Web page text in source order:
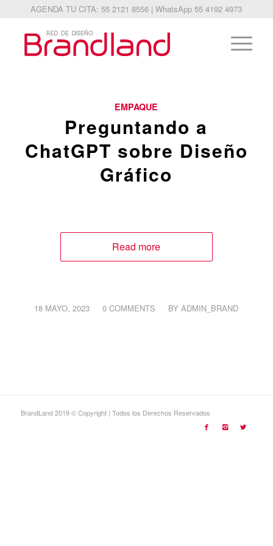
AGENDA TU CITA: 55 2121 8556 | WhatsApp 55 4192 4973
EMPAQUE
Preguntando a
ChatGPT sobre Diseño
Gráfico
Read more
18 MAYO, 2023
/ 0 COMMENTS
/ BYADMIN_BRAND
BrandLand 2019 © Copyright | Todos los Derechos Reservados